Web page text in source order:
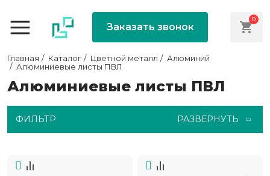
Заказать звонок
0
Главная Каталог Цветной металл
Алюминий
Алюминиевые листы ПВЛ
Алюминиевые листы ПВЛ
ФИЛЬТР РАЗВЕРНУТЬ